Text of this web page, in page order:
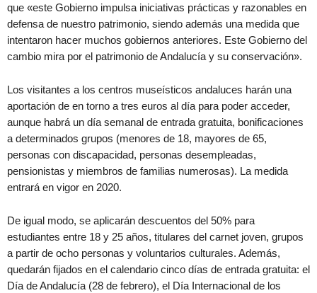
que «este Gobierno impulsa iniciativas prácticas y razonables en
defensa de nuestro patrimonio, siendo además una medida que
intentaron hacer muchos gobiernos anteriores. Este Gobierno del
cambio mira por el patrimonio de Andalucía y su conservación».
Los visitantes a los centros museísticos andaluces harán una
aportación de en torno a tres euros al día para poder acceder,
aunque habrá un día semanal de entrada gratuita, bonificaciones
a determinados grupos (menores de 18, mayores de 65,
personas con discapacidad, personas desempleadas,
pensionistas y miembros de familias numerosas). La medida
entrará en vigor en 2020.
De igual modo, se aplicarán descuentos del 50% para
estudiantes entre 18 y 25 años, titulares del carnet joven, grupos
a partir de ocho personas y voluntarios culturales. Además,
quedarán fijados en el calendario cinco días de entrada gratuita: el
Día de Andalucía (28 de febrero), el Día Internacional de los